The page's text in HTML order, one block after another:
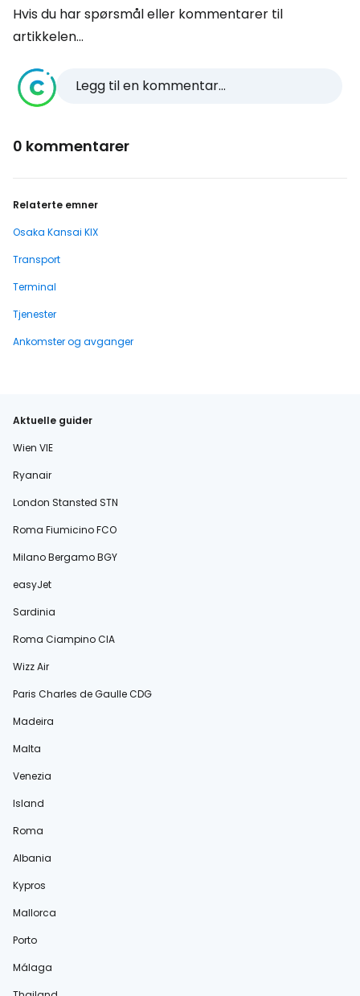
Hvis du har spørsmål eller kommentarer til
artikkelen...
Legg til en kommentar...
0 kommentarer
Relaterte emner
Osaka Kansai KIX
Transport
Terminal
Tjenester
Ankomster og avganger
Aktuelle guider
Wien VIE
Ryanair
London Stansted STN
Roma Fiumicino FCO
Milano Bergamo BGY
easyJet
Sardinia
Roma Ciampino CIA
Wizz Air
Paris Charles de Gaulle CDG
Madeira
Malta
Venezia
Island
Roma
Albania
Kypros
Mallorca
Porto
Málaga